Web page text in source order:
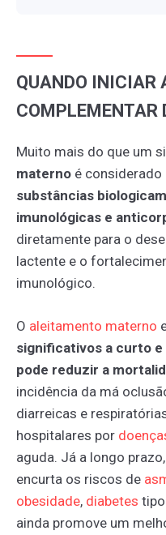
QUANDO INICIAR
COMPLEMENTAR
Muito mais do que um
materno é considerado
substâncias
imunológicas e
diretamente para o
lactente e o
imunológico.
O aleitamento materno
significativos a curto e
pode reduzir a
incidência da má
diarreicas e
hospitalares por
aguda. Já a longo
encurta os riscos de
obesidade, diabetes
ainda promove um